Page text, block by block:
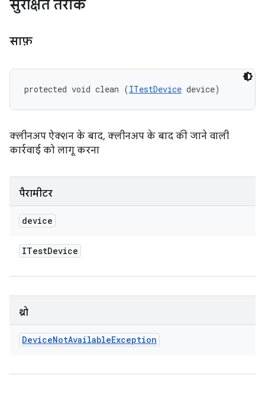
सुरक्षित तरीके
साफ़
protected void clean (ITestDevice device)
क्लीनअप ऐक्शन के बाद, क्लीनअप के बाद की जाने वाली
कार्रवाई को लागू करना
पैरामीटर
device
ITestDevice
थ्रो
DeviceNotAvailableException